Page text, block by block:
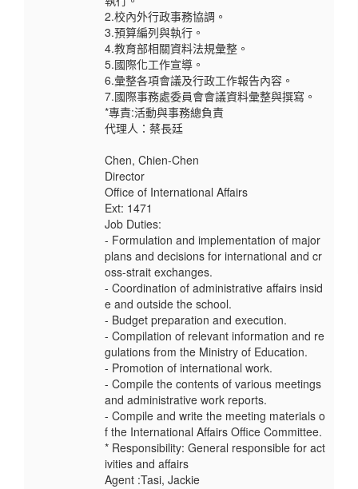
2.校內外行政事務協調。
3.預算編列與執行。
4.教育部相關資料法規彙整。
5.國際化工作宣導。
6.彙整各項會議及行政工作報告內容。
7.國際事務處委員會會議資料彙整與撰寫。
*專責:活動與事務總負責
代理人：蔡長廷
Chen, Chien-Chen
Director
Office of International Affairs
Ext: 1471
Job Duties:
- Formulation and implementation of major
plans and decisions for international and cr
oss-strait exchanges.
- Coordination of administrative affairs insid
e and outside the school.
- Budget preparation and execution.
- Compilation of relevant information and re
gulations from the Ministry of Education.
- Promotion of international work.
- Compile the contents of various meetings
and administrative work reports.
- Compile and write the meeting materials o
f the International Affairs Office Committee.
* Responsibility: General responsible for act
ivities and affairs
Agent :Tasi, Jackie